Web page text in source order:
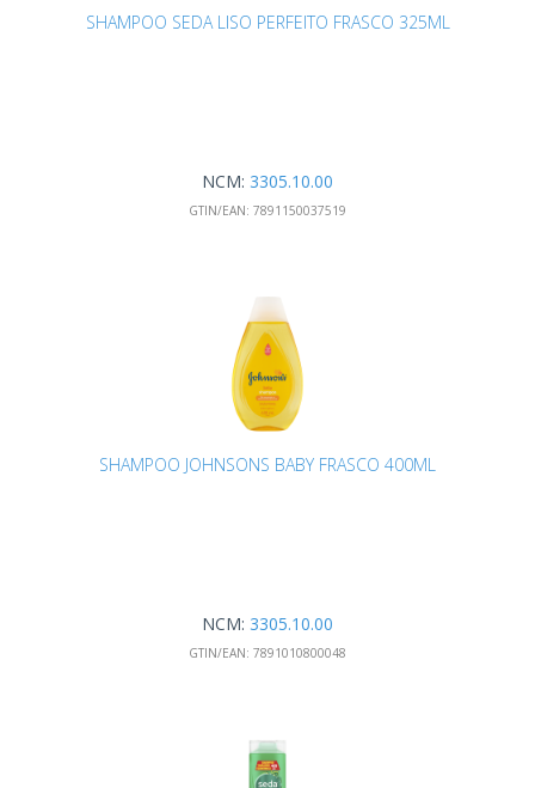
SHAMPOO SEDA LISO PERFEITO FRASCO 325ML
NCM: 3305.10.00
GTIN/EAN: 7891150037519
SHAMPOO JOHNSONS BABY FRASCO 400ML
NCM: 3305.10.00
GTIN/EAN: 7891010800048